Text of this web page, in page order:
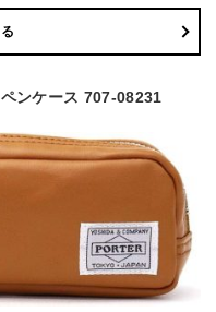
ンケース 707-08231